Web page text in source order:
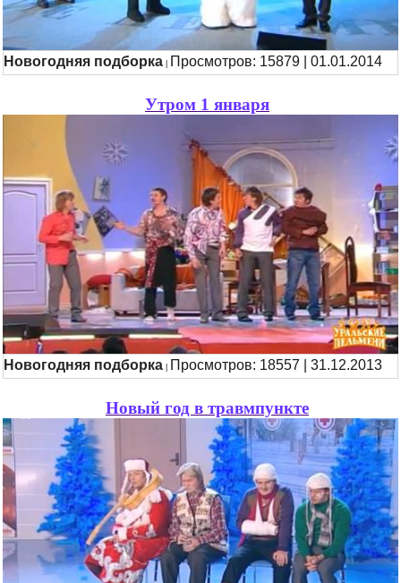
Новогодняя подборка Просмотров: 15879 | 01.01.2014
Утром 1 января
Новогодняя подборка Просмотров: 18557 | 31.12.2013
Новый год в травмпункте